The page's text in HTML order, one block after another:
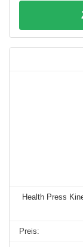
Health Press